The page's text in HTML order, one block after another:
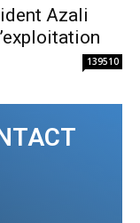
Azali
139510